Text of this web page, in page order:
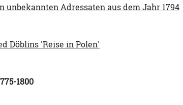
unbekannten Adressaten aus dem Jahr 1794
Döblins 'Reise in Polen'
1800